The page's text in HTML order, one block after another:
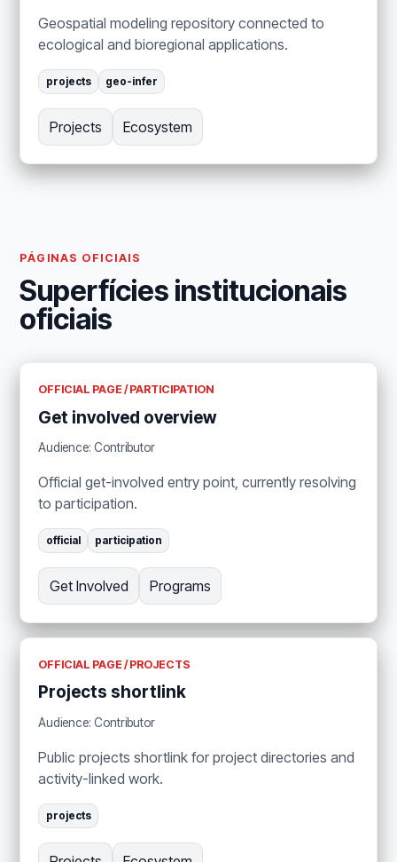
Geospatial modeling repository connected to
ecological and bioregional applications.
projects geo-infer
Projects Ecosystem
PÁGINAS OFICIAIS
Superfícies institucionais
oficiais
OFFICIAL PAGE / PARTICIPATION
Get involved overview
Audience: Contributor
Official get-involved entry point, currently resolving
to participation.
official participation
Get Involved Programs
OFFICIAL PAGE / PROJECTS
Projects shortlink
Audience: Contributor
Public projects shortlink for project directories and
activity-linked work.
projects